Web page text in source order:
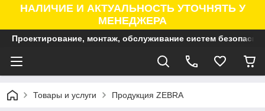
НАЛИЧИЕ И АКТУАЛЬНОСТЬ УТОЧНЯТЬ У
МЕНЕДЖЕРА
Проектирование, монтаж, обслуживание систем
Товары и услуги Продукция ZEBRA